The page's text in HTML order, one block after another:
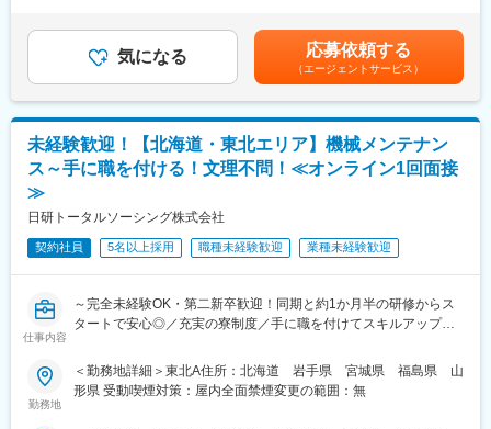
仕事です。
※配属先の例：
・自動車メーカー
・半導体（スマホの部品）メーカー
・家庭用のエアコン など大手企業が中心です！
・社会人マナー
・工具の使い方
・機械図面の読み方
■配属の安心ポイント
⇒頼れる先輩がいる環境なので、しっかりサポートが受けれる環
境です。
月給27万円＋賞与＋各種手当入社5年：年収500万円：月給30万円
＋賞与＋各種手当賃金はあくまでも目安の金額であり、選考を通
じて上下する可能性があります。月給(月額)は固定手当を含めた表
記です。
気になる 応募依頼する
（エージェントサービス）
未経験歓迎！【北海道・東北エリア】機械メンテナン
ス～手に職を付ける！文理不問！≪オンライン1回面接
≫
日研トータルソーシング株式会社
契約社員 5名以上採用 職種未経験歓迎 業種未経験歓迎
仕事内容
～完全未経験OK・第二新卒歓迎！同期と約1か月半の研修からス
タートで安心◎／充実の寮制度／手に職を付けてスキルアップ！
■仕事内容
勤務地
＜勤務地詳細＞東北A住所：北海道 岩手県 宮城県 福島県 山
形県 受動喫煙対策：屋内全面禁煙変更の範囲：無